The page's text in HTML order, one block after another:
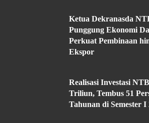
Ketua Dekranasda
Punggung Ekonomi
Perkuat Pembinaan
Ekspor
Realisasi Investasi
Triliun, Tembus 51
Tahunan di Semester I